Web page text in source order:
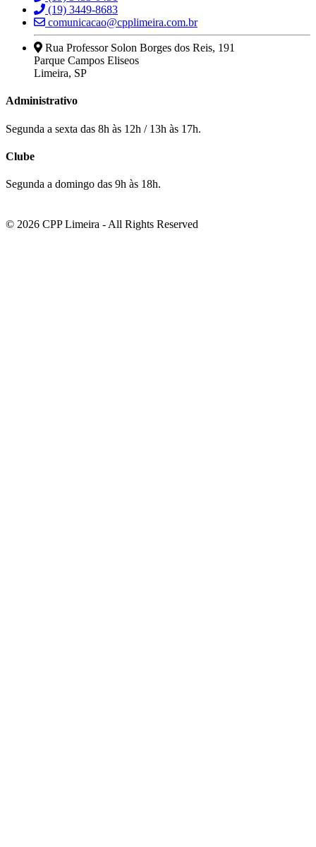
(19) 3449-8683
comunicacao@cpplimeira.com.br
Rua Professor Solon Borges dos Reis, 191
Parque Campos Eliseos
Limeira, SP
Administrativo
Segunda a sexta das 8h às 12h / 13h às 17h.
Clube
Segunda a domingo das 9h às 18h.
© 2026 CPP Limeira - All Rights Reserved